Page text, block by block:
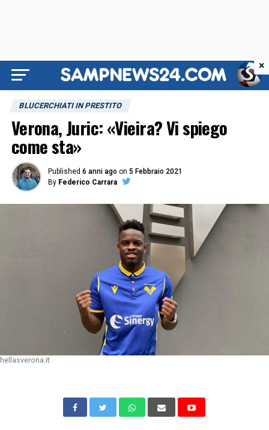
BLUCERCHIATI IN PRESTITO
Verona, Juric: «Vieira? Vi spiego
come sta»
Published 6 anni ago on 5 Febbraio 2021
By Federico Carrara
hellasverona.it
×